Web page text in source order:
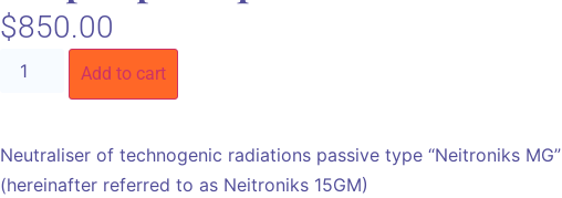
$850.00
Add to cart
Neutraliser of technogenic radiations passive type “Neitroniks MG”
(hereinafter referred to as Neitroniks 15GM)